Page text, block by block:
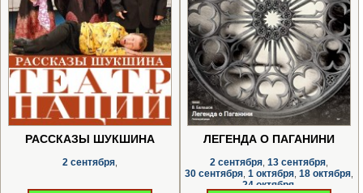
РАССКАЗЫ ШУКШИНА
2 сентября,
ЛЕГЕНДА О ПАГАНИНИ
2 сентября 13 сентября
30 сентября 1 октября 18 октября
24 октября,